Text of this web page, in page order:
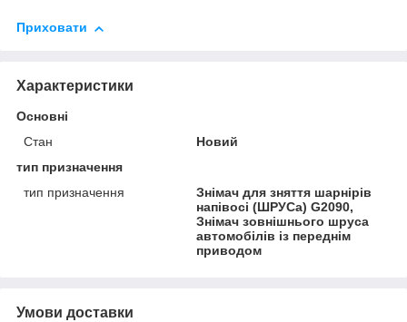
Приховати
Характеристики
Основні
Стан
Новий
тип призначення
тип призначення
Знімач для зняття шарнірів
напівосі (ШРУСа) G2090,
Знімач зовнішнього шруса
автомобілів із переднім
приводом
Умови доставки